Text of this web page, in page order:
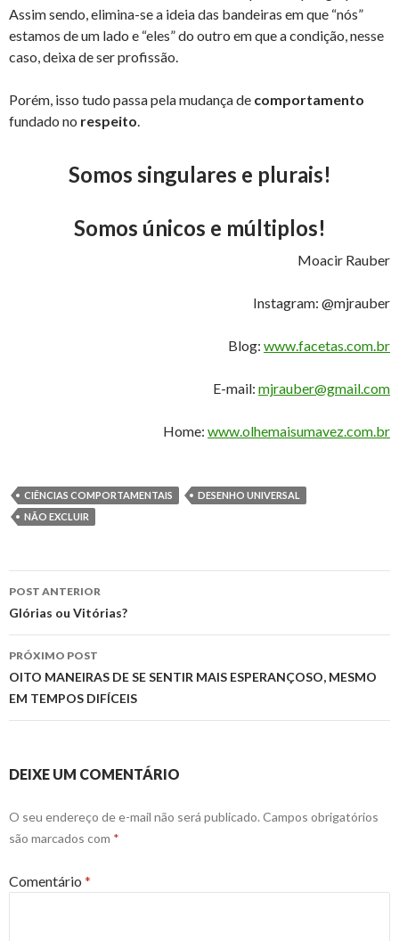
Assim sendo, elimina-se a ideia das bandeiras em que “nós”
estamos de um lado e “eles” do outro em que a condição, nesse
caso, deixa de ser profissão.
Porém, isso tudo passa pela mudança de comportamento
fundado no respeito.
Somos singulares e plurais!
Somos únicos e múltiplos!
Moacir Rauber
Instagram: @mjrauber
Blog: www.facetas.com.br
E-mail: mjrauber@gmail.com
Home: www.olhemaisumavez.com.br
CIÊNCIAS COMPORTAMENTAIS
DESENHO UNIVERSAL
NÃO EXCLUIR
Navegação
de
posts
POST ANTERIOR
Glórias ou Vitórias?
PRÓXIMO POST
OITO MANEIRAS DE SE SENTIR MAIS ESPERANÇOSO, MESMO
EM TEMPOS DIFÍCEIS
DEIXE UM COMENTÁRIO
O seu endereço de e-mail não será publicado. Campos obrigatórios
são marcados com *
Comentário *